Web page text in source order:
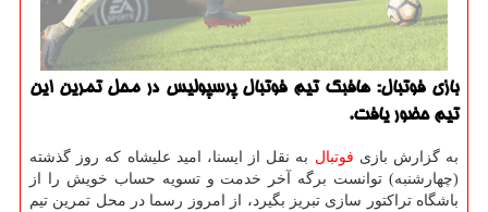
بازی فوتبال: هافبك تیم فوتبال پرسپولیس در محل تمرین این
تیم حضور یافت.
به گزارش بازی فوتبال به نقل از ایسنا، امید علیشاه كه روز گذشته
(چهارشنبه) توانست برگه آخر خدمت و تسویه حساب خویش را از
باشگاه تراكتور سازی تبریز بگیرد، از امروز رسما در محل تمرین تیم